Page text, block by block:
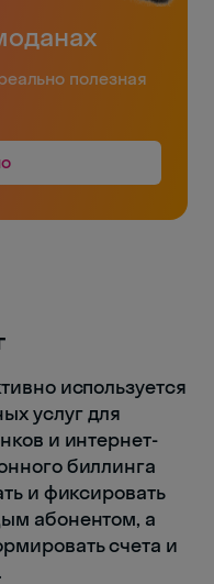
полезная
используется
услуг для
и интернет-
биллинга
и фиксировать
абонентом, а
счета и